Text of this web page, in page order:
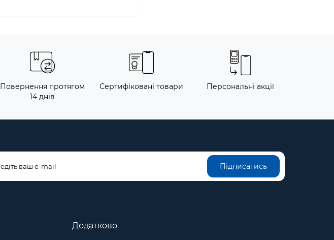
Повернення протягом
14 днів
Сертифіковані товари Персональні акції
Підписатись
Додатково